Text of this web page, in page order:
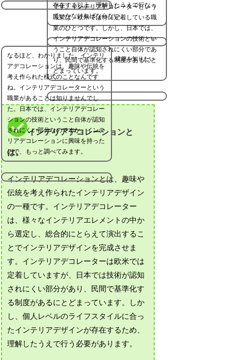
存在する以上、理解したうえで行なっ
ていかなければならない。
です。インテリアデコレーターという
職業は、欧米では特に定着している職
業のひとつです。しかし、日本では、
インテリアデコレーションの技術とい
うこと自体が認知されにくい部分であ
り、民間で基準化する制度があるにと
どまっています。
建築を知りたい
なるほど、わかりました。インテリ
アデコレーションは、趣味や伝統を
考え作られた様式のことなんです
ね。インテリアデコレーターという
職業があることは知りませんでし
た。日本では、インテリアデコレー
ションの技術ということ自体が認知
されにくい部分なのですか。インテ
リアデコレーションに興味を持った
ので、もっと調べてみます。
インテリアデコレーションと
は。
インテリアデコレーションとは、趣味や
伝統を考え作られたインテリアデザイン
の一種です。インテリアデコレーター
は、様々なインテリアエレメントの中か
ら選定し、総合的にとらえて演出するこ
とでインテリアデザインを完成させま
す。インテリアデコレーターは欧米では
定着していますが、日本では技術が認知
されにくい部分があり、民間で基準化す
る制度があるにとどまっています。しか
し、個人レベルのライフスタイルに合っ
たインテリアデザインが存在するため、
理解したうえで行う必要があります。